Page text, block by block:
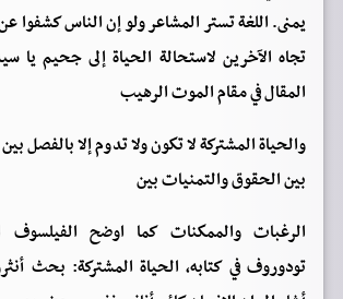
يمنى. اللغة تستر المشاعر ولو إن الناس كشفوا
تجاه الآخرين لاستحالة الحياة إلى جحيم يا
المقال في مقام الموت الرهيب
والحياة المشتركة لا تكون ولا تدوم إلا بالفصل
بين الحقوق والتمنيات بين
الرغبات والممكنات كما اوضح الفيلسوف